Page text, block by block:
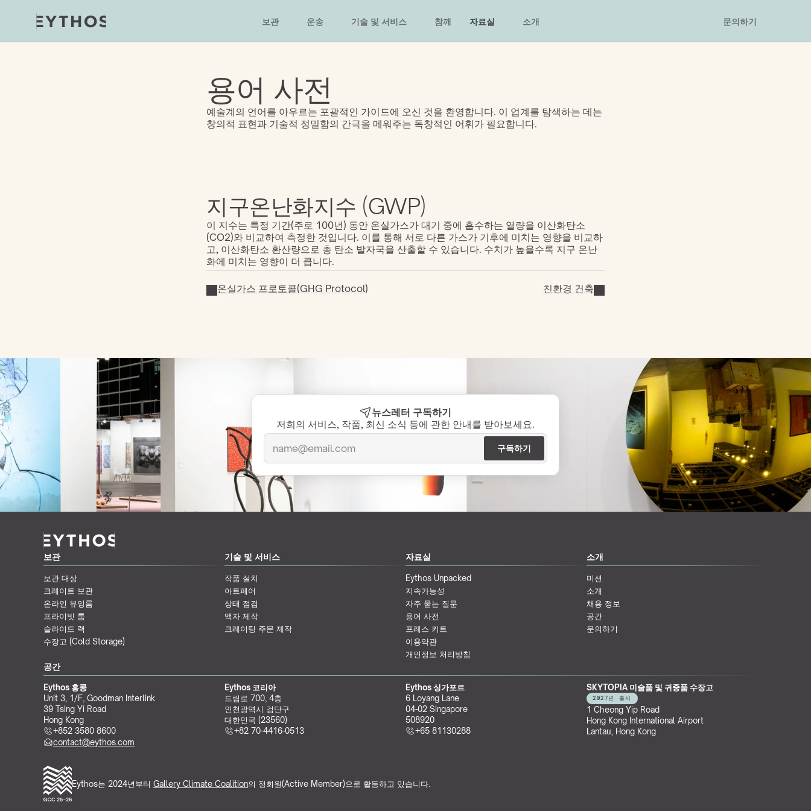
용어 사전
예술계의 언어를 아우르는 포괄적인 가이드에 오신 것을 환영합니다. 이 업계를 탐색하는 데는
창의적 표현과 기술적 정밀함의 간극을 메워주는 독창적인 어휘가 필요합니다.
지구온난화지수 (GWP)
이 지수는 특정 기간(주로 100년) 동안 온실가스가 대기 중에 흡수하는 열량을 이산화탄소
(CO2)와 비교하여 측정한 것입니다. 이를 통해 서로 다른 가스가 기후에 미치는 영향을 비교하
고, 이산화탄소 환산량으로 총 탄소 발자국을 산출할 수 있습니다. 수치가 높을수록 지구 온난
화에 미치는 영향이 더 큽니다.
온실가스 프로토콜(GHG Protocol) 친환경 건축
뉴스레터 구독하기
저희의 서비스, 작품, 최신 소식 등에 관한 안내를 받아보세요.
보관
보관 대상
크레이트 보관
온라인 뷰잉룸
프라이빗 룸
슬라이드 랙
수장고 (Cold Storage)
기술 및 서비스
작품 설치
아트페어
상태 점검
액자 제작
크레이팅 주문 제작
자료실
Eythos Unpacked
지속가능성
자주 묻는 질문
용어 사전
프레스 키트
이용약관
개인정보 처리방침
소개
미션
소개
채용 정보
공간
문의하기
공간
Eythos 홍콩
Unit 3, 1/F, Goodman Interlink
39 Tsing Yi Road
Hong Kong
+852 3580 8600
Eythos 코리아
드림로 700, 4층
인천광역시 검단구
대한민국 (23560)
+82 70-4416-0513
Eythos 싱가포르
6 Loyang Lane
04-02 Singapore
508920
+65 81130288
SKYTOPIA 미술품 및 귀중품 수장고
2027년 출시
1 Cheong Yip Road
Hong Kong International Airport
Lantau, Hong Kong
contact@eythos.com
Eythos는 2024년부터 Gallery Climate Coalition의 정회원(Active Member)으로 활동하고 있습니다.
보관 운송 기술 및 서비스 참깨 자료실 소개 문의하기